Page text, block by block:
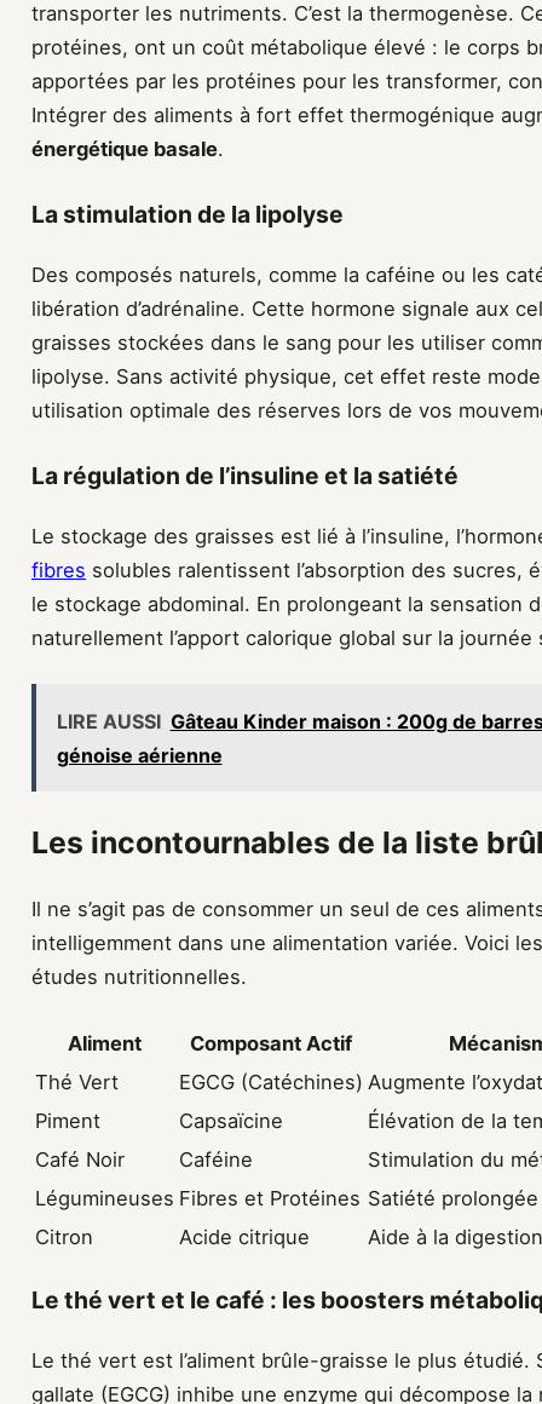
transporter les nutriments. C’est la thermogenèse.
protéines, ont un coût métabolique élevé : le corps
apportées par les protéines pour les transformer,
Intégrer des aliments à fort effet thermogénique
énergétique basale.
La stimulation de la lipolyse
Des composés naturels, comme la caféine ou les
libération d’adrénaline. Cette hormone signale aux
graisses stockées dans le sang pour les utiliser
lipolyse. Sans activité physique, cet effet reste
utilisation optimale des réserves lors de vos
La régulation de l’insuline et la satiété
Le stockage des graisses est lié à l’insuline,
fibres solubles ralentissent l’absorption des sucres,
le stockage abdominal. En prolongeant la sensation
naturellement l’apport calorique global sur la
LIRE AUSSI Gâteau Kinder maison : 200g de
génoise aérienne
Les incontournables de la liste
Il ne s’agit pas de consommer un seul de ces
intelligemment dans une alimentation variée. Voici
études nutritionnelles.
Aliment Composant Actif
Thé Vert
EGCG (Catéchines) Augmente
Piment
Capsaïcine
Élévation de la
Café Noir
Caféine
Stimulation du
Légumineuses Fibres et Protéines Satiété
Citron
Acide citrique Aide à la
Le thé vert et le café : les boosters
Le thé vert est l’aliment brûle-graisse le plus étudié.
gallate (EGCG) inhibe une enzyme qui décompose